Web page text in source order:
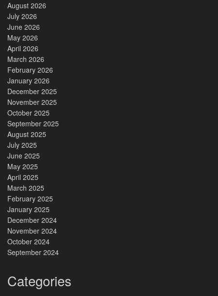
August 2026
July 2026
June 2026
May 2026
April 2026
March 2026
February 2026
January 2026
December 2025
November 2025
October 2025
September 2025
August 2025
July 2025
June 2025
May 2025
April 2025
March 2025
February 2025
January 2025
December 2024
November 2024
October 2024
September 2024
Categories